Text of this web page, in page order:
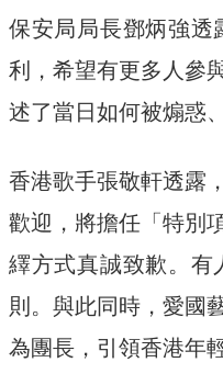
保安局局長鄧炳強透
利，希望有更多人參
述了當日如何被煽惑
香港歌手張敬軒透露
歡迎，將擔任「特別
繹方式真誠致歉。有
則。與此同時，愛國
為團長，引領香港年